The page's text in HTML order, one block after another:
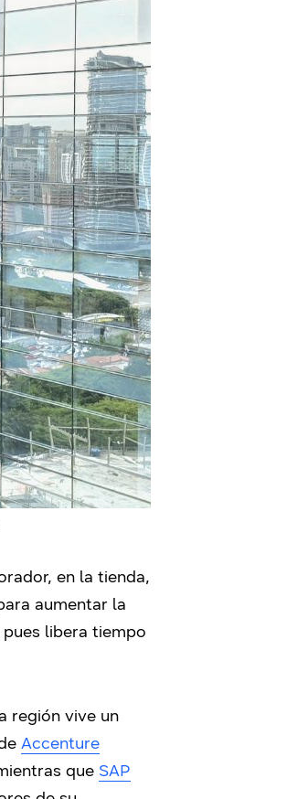
en la tienda,
aumentar la
libera tiempo
región vive un
Accenture
que SAP